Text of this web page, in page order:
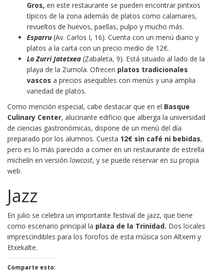
Gros, en este restaurante se pueden encontrar pintxos
típicos de la zona además de platos como calamares,
revueltos de huevos, paellas, pulpo y mucho más.
Esparru(Av. Carlos I, 16). Cuenta con un menú diario y
platos a la carta con un precio medio de 12€.
La Zurri Jatetxea (Zabaleta, 9). Está situado al lado de la
playa de la Zurriola. Ofrecen platos tradicionales
vascos a precios asequibles con menús y una amplia
variedad de platos.
Como mención especial, cabe destacar que en el Basque
Culinary Center, alucinante edificio que alberga la universidad
de ciencias gastronómicas, dispone de un menú del día
preparado por los alumnos. Cuesta 12€ sin café ni bebidas,
pero es lo más parecido a comer en un restaurante de estrella
michelín en versión lowcost, y se puede reservar en su propia
web.
Jazz
En julio se celebra un importante festival de jazz, que tiene
como escenario principal la plaza de la Trinidad. Dos locales
imprescindibles para los forofos de esta música son Altxerri y
Etxekalte.
Comparte esto: